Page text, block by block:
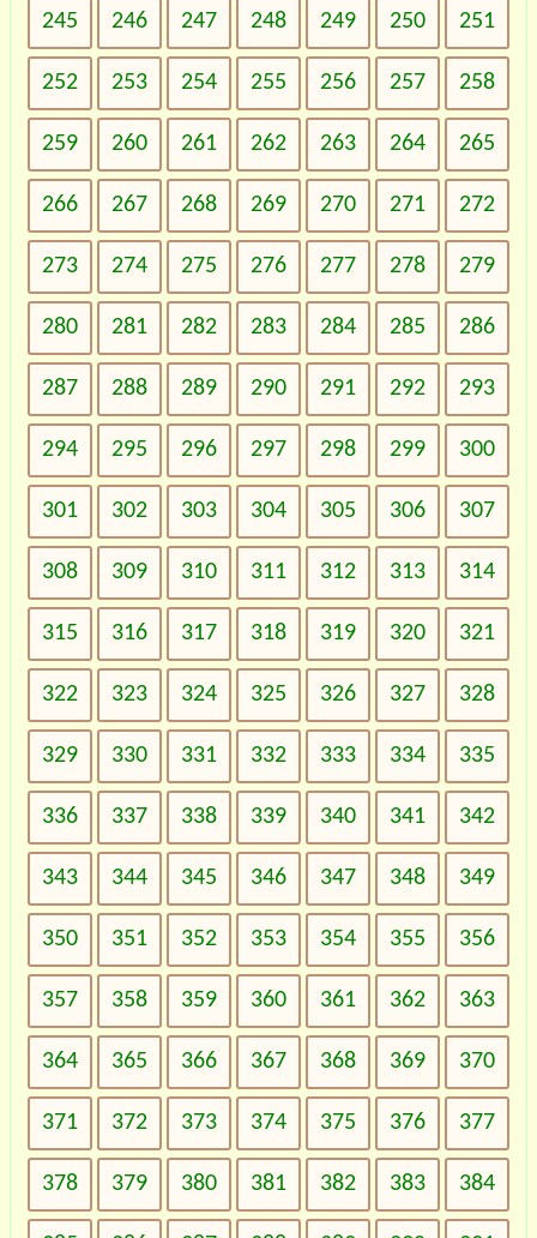
245 246 247 248 249 250 251
252 253 254 255 256 257 258
259 260 261 262 263 264 265
266 267 268 269 270 271 272
273 274 275 276 277 278 279
280 281 282 283 284 285 286
287 288 289 290 291 292 293
294 295 296 297 298 299 300
301 302 303 304 305 306 307
308 309 310 311 312 313 314
315 316 317 318 319 320 321
322 323 324 325 326 327 328
329 330 331 332 333 334 335
336 337 338 339 340 341 342
343 344 345 346 347 348 349
350 351 352 353 354 355 356
357 358 359 360 361 362 363
364 365 366 367 368 369 370
371 372 373 374 375 376 377
378 379 380 381 382 383 384